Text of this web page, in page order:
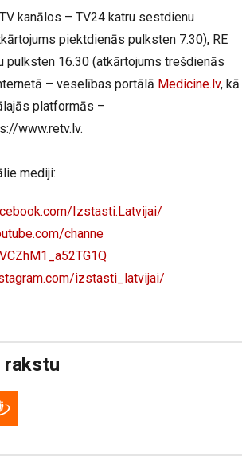
kanālos – TV24 katru sestdienu
piektdienās pulksten 7.30), RE
pulksten 16.30 (atkārtojums trešdienās
– veselības portālā Medicine.lv, kā
platformās –
www.retv.lv.
mediji:
Izstasti.Latvijai/
channe
izstasti_latvijai/
rakstu